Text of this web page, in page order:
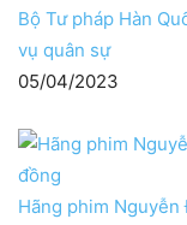
Bộ Tư pháp Hàn
vụ quân sự
05/04/2023
Hãng phim